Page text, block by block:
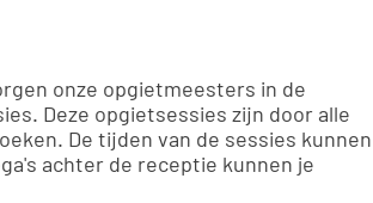
onze opgietmeesters in de
Deze opgietsessies zijn door alle
De tijden van de sessies kunnen
achter de receptie kunnen je